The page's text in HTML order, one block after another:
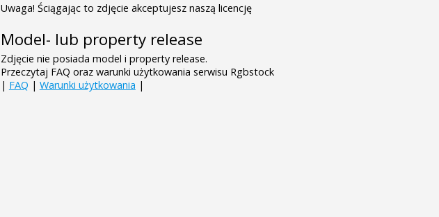
Uwaga! Ściągając to zdjęcie akceptujesz naszą licencję
Model- lub property release
Zdjęcie nie posiada model i property release.
Przeczytaj FAQ oraz warunki użytkowania serwisu Rgbstock
| FAQ | Warunki użytkowania |